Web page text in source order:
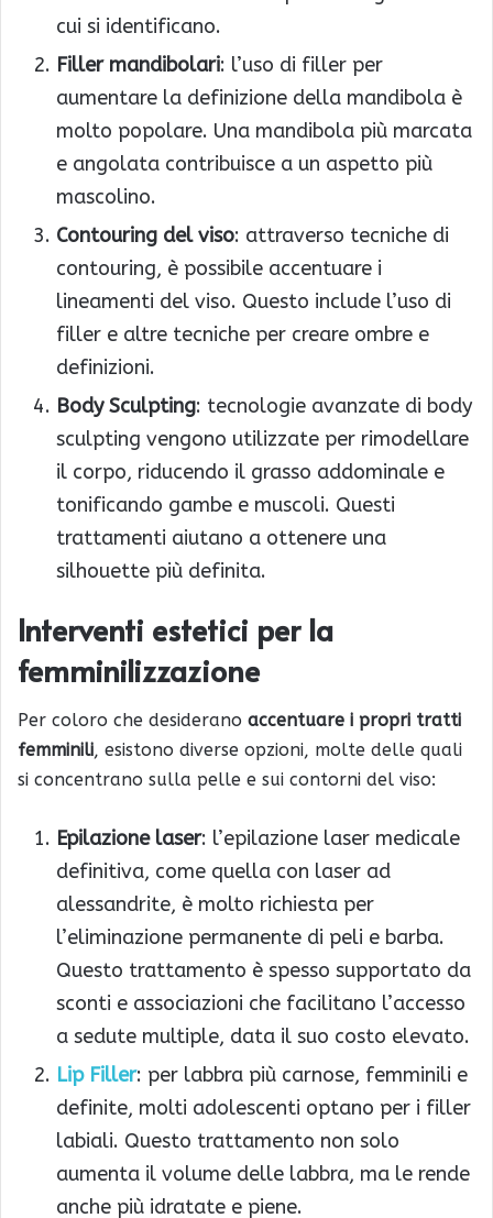
cui si identificano.
Filler mandibolari: l’uso di filler per
aumentare la definizione della mandibola è
molto popolare. Una mandibola più marcata
e angolata contribuisce a un aspetto più
mascolino.
Contouring del viso: attraverso tecniche di
contouring, è possibile accentuare i
lineamenti del viso. Questo include l’uso di
filler e altre tecniche per creare ombre e
definizioni.
Body Sculpting: tecnologie avanzate di body
sculpting vengono utilizzate per rimodellare
il corpo, riducendo il grasso addominale e
tonificando gambe e muscoli. Questi
trattamenti aiutano a ottenere una
silhouette più definita.
Interventi estetici per la
femminilizzazione
Per coloro che desiderano accentuare i propri tratti
femminili, esistono diverse opzioni, molte delle quali
si concentrano sulla pelle e sui contorni del viso:
Epilazione laser: l’epilazione laser medicale
definitiva, come quella con laser ad
alessandrite, è molto richiesta per
l’eliminazione permanente di peli e barba.
Questo trattamento è spesso supportato da
sconti e associazioni che facilitano l’accesso
a sedute multiple, data il suo costo elevato.
Lip Filler: per labbra più carnose, femminili e
definite, molti adolescenti optano per i filler
labiali. Questo trattamento non solo
aumenta il volume delle labbra, ma le rende
anche più idratate e piene.